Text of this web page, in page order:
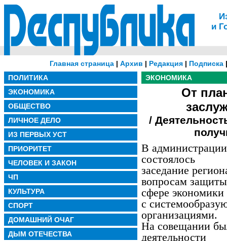
и
Главная страница | Архив | Редакция | Подписка
ПОЛИТИКА
ЭКОНОМИКА
ОБЩЕСТВО
ЛИЧНОЕ ДЕЛО
ИЗ ПЕРВЫХ УСТ
ПРИОРИТЕТ
ЧЕЛОВЕК И ЗАКОН
ЧП
КУЛЬТУРА
СПОРТ
ДОМАШНИЙ ОЧАГ
ДЫМ ОТЕЧЕСТВА
ЭКОНОМИКА
От
/
В
состоялось
заседание
вопросам
сфере экономики
с
организациями.
На совещании
деятельности